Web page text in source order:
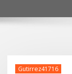
Gutirrez41716